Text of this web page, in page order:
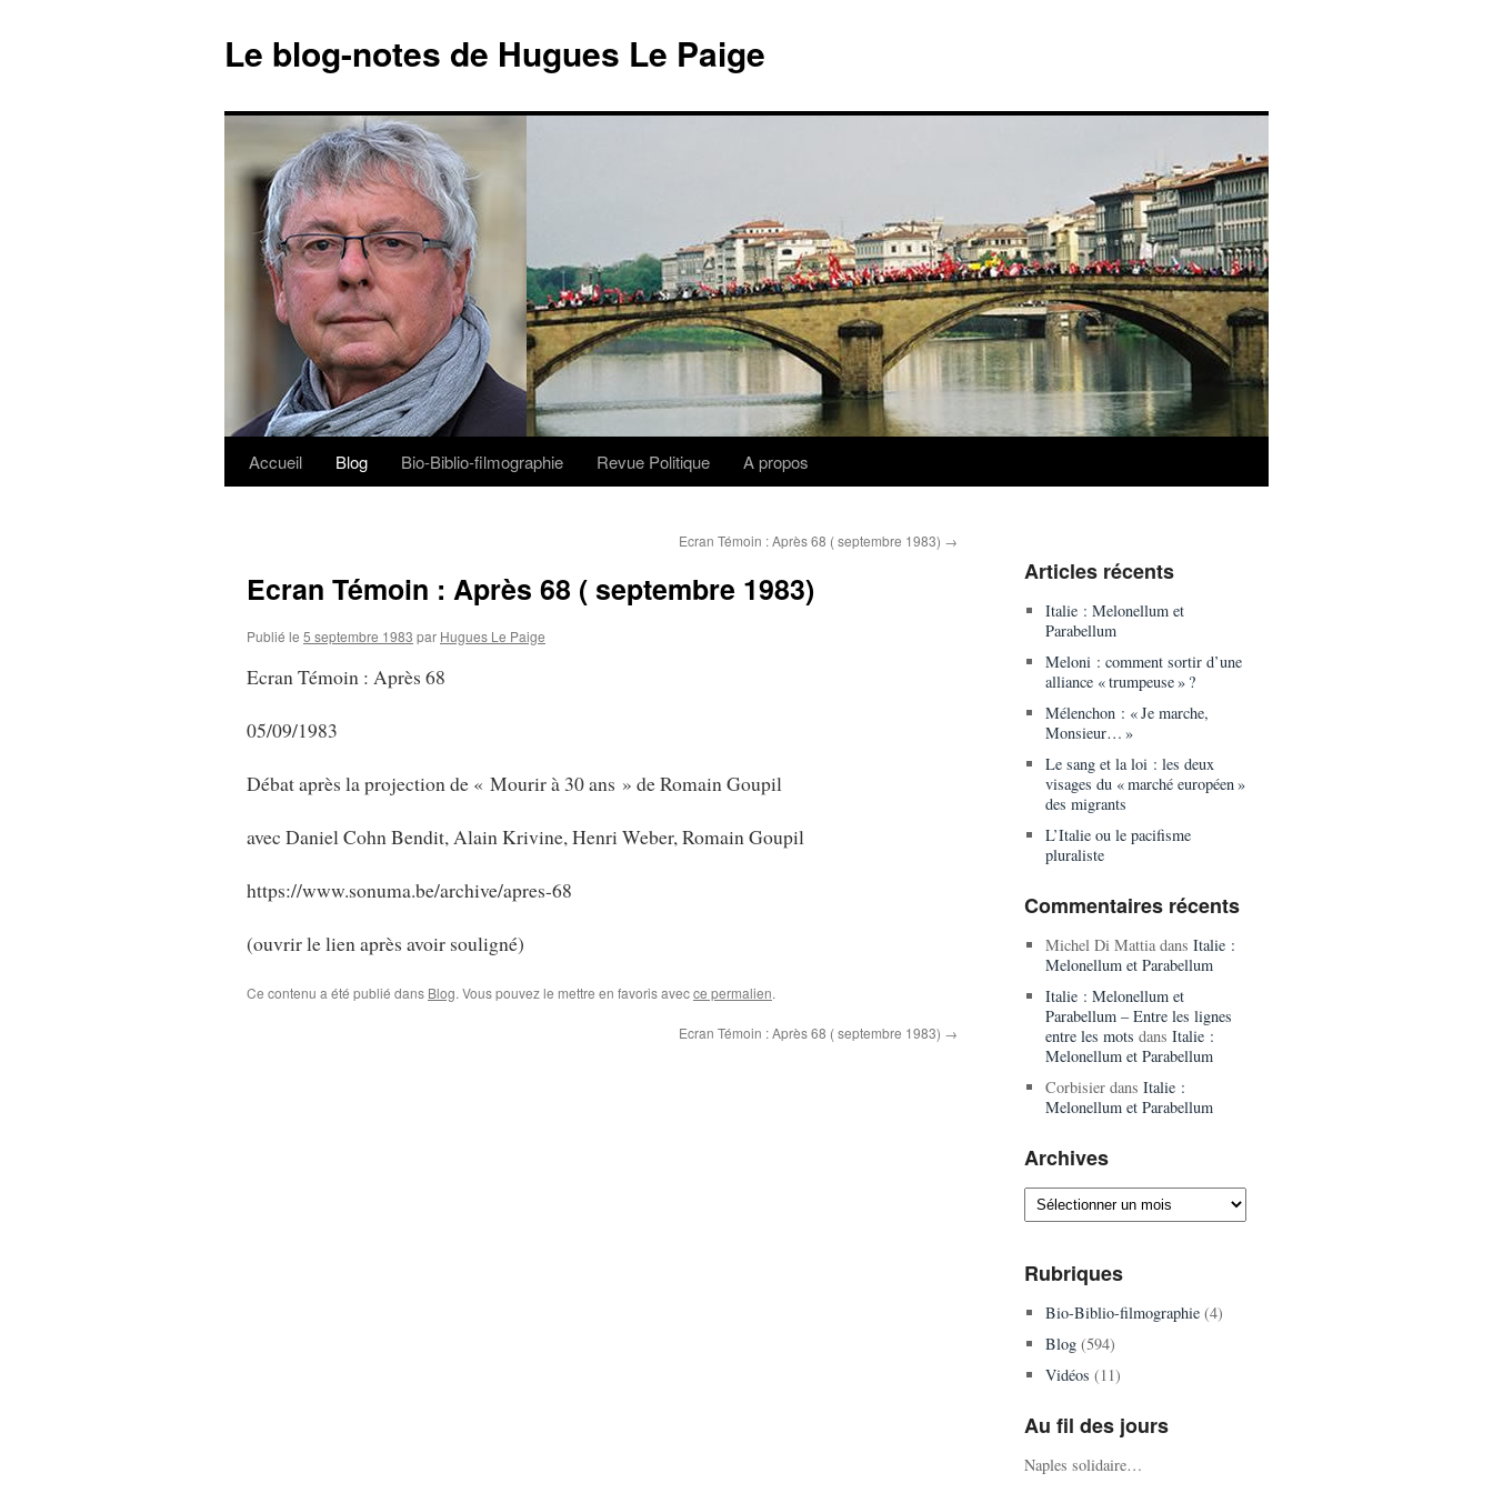
Le blog-notes de Hugues Le Paige
Aller
Accueil Blog Bio-Biblio-filmographie Revue Politique A propos
Ecran Témoin : Après 68 ( septembre 1983) →
Ecran Témoin : Après 68 ( septembre 1983)
Publié le 5 septembre 1983 par Hugues Le Paige
Ecran Témoin : Après 68
05/09/1983
Débat après la projection de « Mourir à 30 ans » de Romain Goupil
avec Daniel Cohn Bendit, Alain Krivine, Henri Weber, Romain Goupil
https://www.sonuma.be/archive/apres-68
(ouvrir le lien après avoir souligné)
Ce contenu a été publié dans Blog. Vous pouvez le mettre en favoris avecce permalien.
Ecran Témoin : Après 68 ( septembre 1983) →
Articles récents
Italie : Melonellum et
Parabellum
Meloni : comment sortir d’une
alliance « trumpeuse » ?
Mélenchon : « Je marche,
Monsieur… »
Le sang et la loi : les deux
visages du « marché européen »
des migrants
L’Italie ou le pacifisme
pluraliste
Commentaires récents
Michel Di Mattiadans Italie :
Melonellum et Parabellum
Italie : Melonellum et
Parabellum – Entre les lignes
entre les mots dans Italie :
Melonellum et Parabellum
Corbisierdans Italie :
Melonellum et Parabellum
Archives
Archives
Rubriques
Bio-Biblio-filmographie(4)
Blog(594)
Vidéos (11)
Au fil des jours
Naples solidaire…